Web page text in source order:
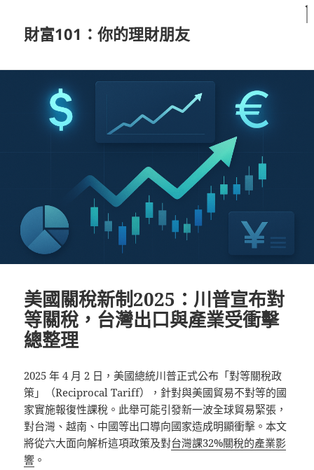
財富101：你的理財朋友
美國關稅新制2025：川普宣布對
等關稅，台灣出口與產業受衝擊
總整理
2025 年 4 月 2 日，美國總統川普正式公布「對等關稅政
策」（Reciprocal Tariff），針對與美國貿易不對等的國
家實施報復性課稅。此舉可能引發新一波全球貿易緊張，
對台灣、越南、中國等出口導向國家造成明顯衝擊。本文
將從六大面向解析這項政策及對台灣課32%關稅的產業影
響 。